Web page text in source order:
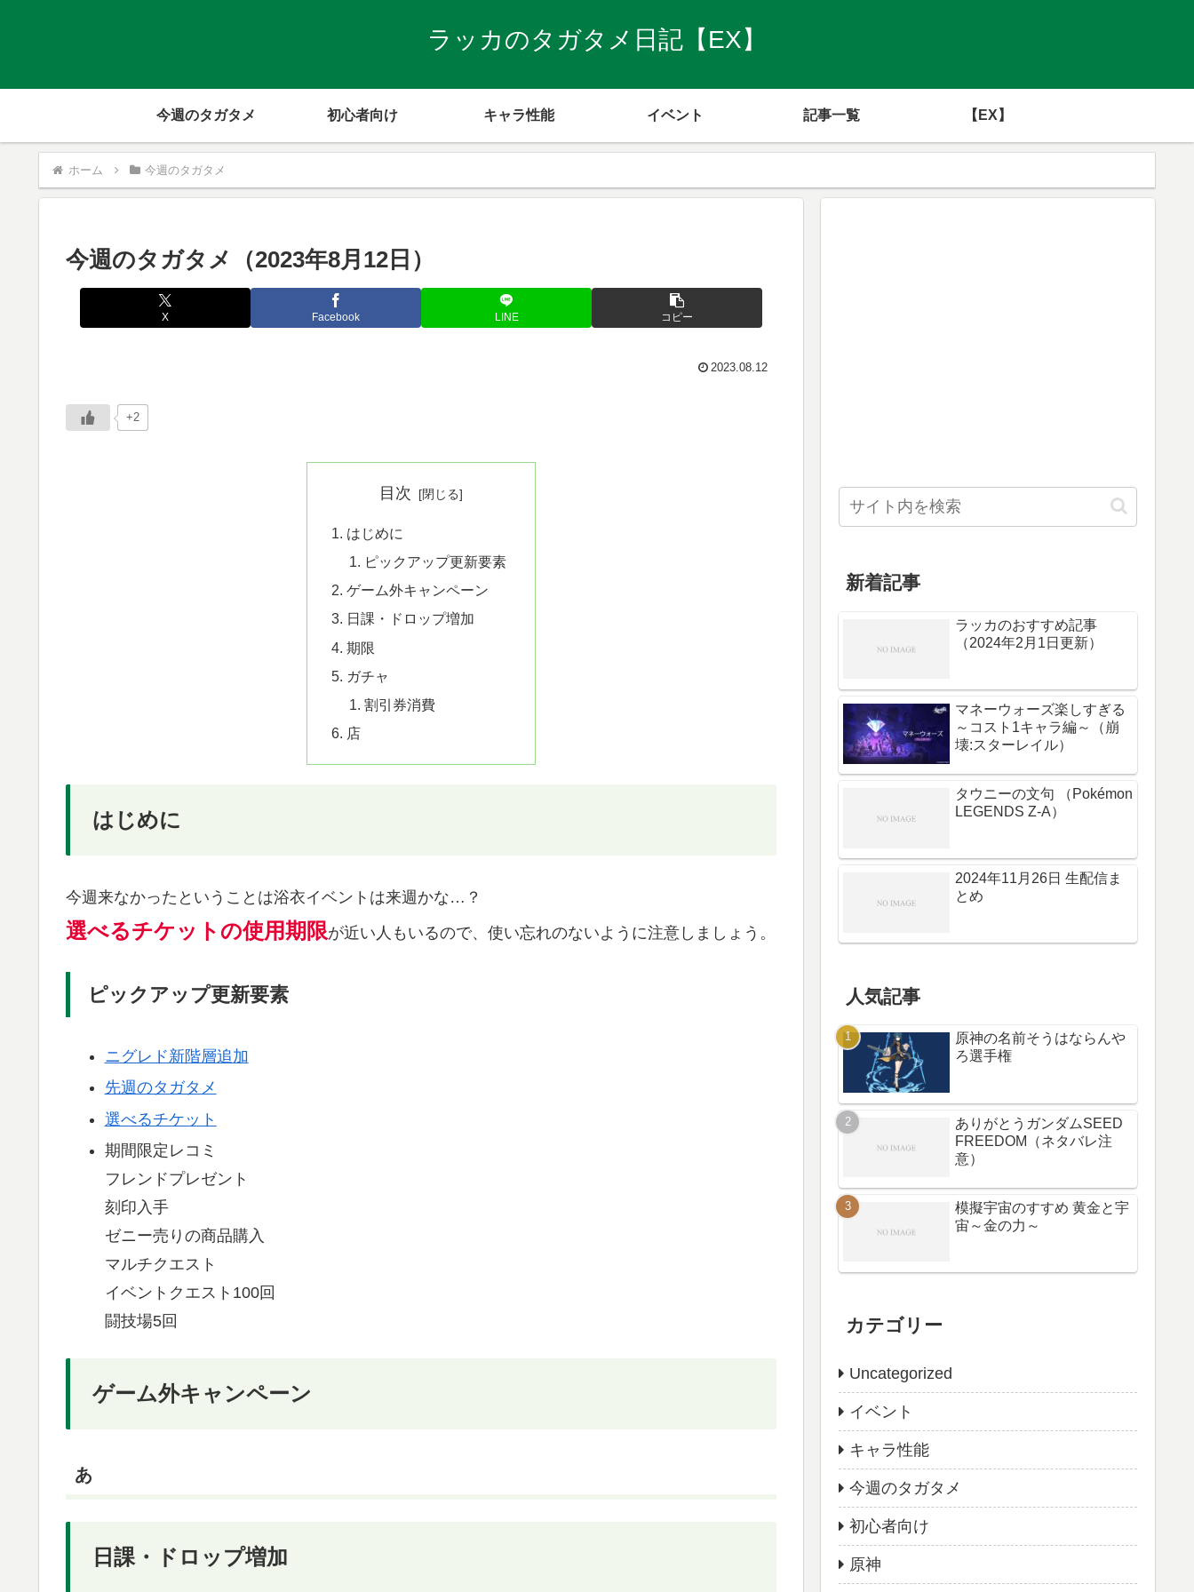
ラッカのタガタメ日記【EX】
今週のタガタメ 初心者向け キャラ性能 イベント 記事一覧 【EX】
ホーム 今週のタガタメ
今週のタガタメ（2023年8月12日）
X Facebook LINE コピー
2023.08.12
+2
目次
はじめに
ピックアップ更新要素
ゲーム外キャンペーン
日課・ドロップ増加
期限
ガチャ
割引券消費
店
はじめに
今週来なかったということは浴衣イベントは来週かな…？
選べるチケットの使用期限が近い人もいるので、使い忘れのないように注意しましょう。
ピックアップ更新要素
ニグレド新階層追加
先週のタガタメ
選べるチケット
期間限定レコミ
フレンドプレゼント
刻印入手
ゼニー売りの商品購入
マルチクエスト
イベントクエスト100回
闘技場5回
ゲーム外キャンペーン
あ
日課・ドロップ増加
新着記事
ラッカのおすすめ記事
（2024年2月1日更新）
マネーウォーズ楽しすぎる
～コスト1キャラ編～（崩
壊:スターレイル）
タウニーの文句 （Pokémon
LEGENDS Z-A）
2024年11月26日 生配信ま
とめ
人気記事
原神の名前そうはならんや
ろ選手権
ありがとうガンダムSEED
FREEDOM（ネタバレ注
意）
模擬宇宙のすすめ 黄金と宇
宙～金の力～
カテゴリー
Uncategorized
イベント
キャラ性能
今週のタガタメ
初心者向け
原神